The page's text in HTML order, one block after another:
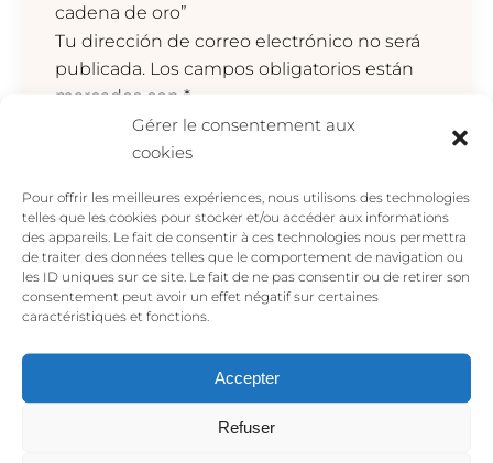
Gérer le consentement aux
cookies
Pour offrir les meilleures expériences, nous utilisons des technologies
telles que les cookies pour stocker et/ou accéder aux informations
des appareils. Le fait de consentir à ces technologies nous permettra
de traiter des données telles que le comportement de navigation ou
les ID uniques sur ce site. Le fait de ne pas consentir ou de retirer son
consentement peut avoir un effet négatif sur certaines
caractéristiques et fonctions.
Accepter
Refuser
cadena de oro”
Tu dirección de correo electrónico no será
publicada. Los campos obligatorios están
marcados con *
Tu valoración *
Nombre*